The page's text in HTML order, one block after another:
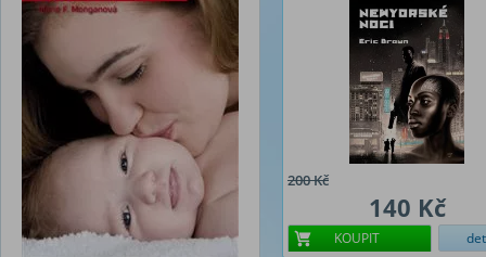
200 Kč
140 Kč
KOUPIT